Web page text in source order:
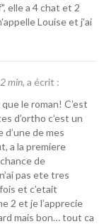
elle a 4 chat et 2
Louise et j'ai
min, a écrit :
le roman! C’est
d’ortho c’est un
de mes
a la premiere
de
pas ete tres
et c’etait
2 et je l’apprecie
mais bon… tout ca